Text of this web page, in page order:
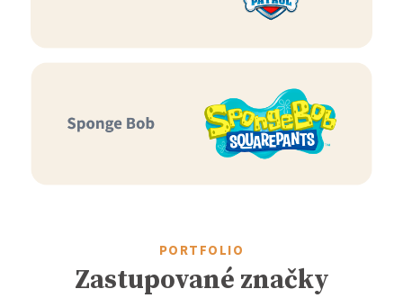
PORTFOLIO
Zastupované značky